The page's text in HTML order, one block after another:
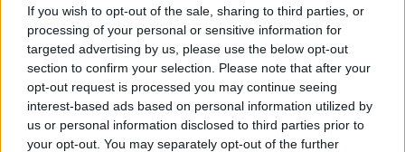
If you wish to opt-out of the sale, sharing to third parties, or
processing of your personal or sensitive information for
targeted advertising by us, please use the below opt-out
section to confirm your selection. Please note that after your
opt-out request is processed you may continue seeing
interest-based ads based on personal information utilized by
us or personal information disclosed to third parties prior to
your opt-out. You may separately opt-out of the further